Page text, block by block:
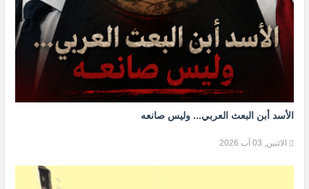
الأسد أبن البعث العربي... وليس صانعه
الاثنين, 03 آب 2026